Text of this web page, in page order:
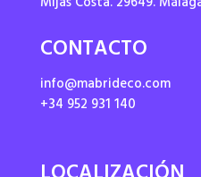
CONTACTO
info@mabrideco.com
+34 952 931 140